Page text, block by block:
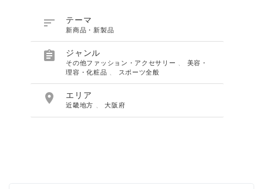
 テーマ
新商品・新製品
 ジャンル
その他ファッション・アクセサリー
美容・
理容・化粧品
スポーツ全般
 エリア
近畿地方 、大阪府